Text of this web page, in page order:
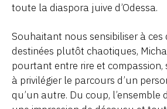
toute la diaspora juive d’Odessa.
Souhaitant nous sensibiliser à ces
destinées plutôt chaotiques,
pourtant entre rire et compassion,
à privilégier le parcours d’un
qu’un autre. Du coup,